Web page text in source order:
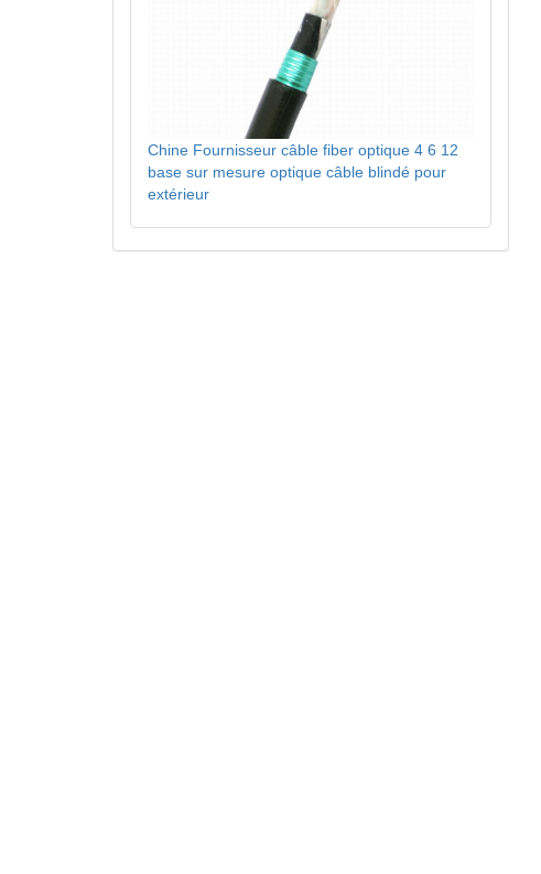
Chine Fournisseur câble fiber optique 4 6 12
base sur mesure optique câble blindé pour
extérieur